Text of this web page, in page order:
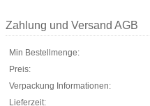
Zahlung und Versand AGB
Min Bestellmenge:
Preis:
Verpackung Informationen:
Lieferzeit: